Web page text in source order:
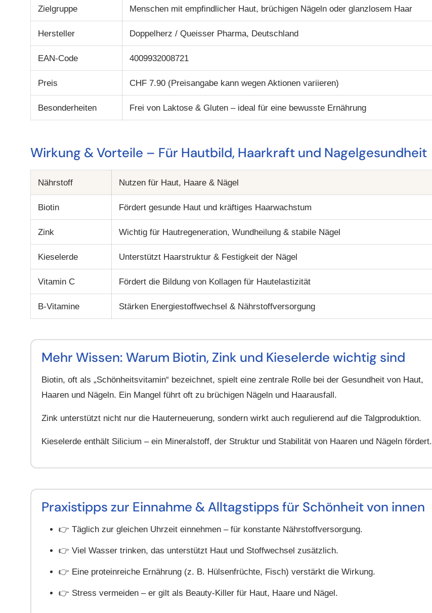
Zielgruppe Menschen mit empfindlicher Haut, brüchigen Nägeln oder glanzlosem Haar
Hersteller Doppelherz / Queisser Pharma, Deutschland
EAN-Code 4009932008721
Preis CHF 7.90 (Preisangabe kann wegen Aktionen variieren)
Besonderheiten Frei von Laktose & Gluten – ideal für eine bewusste Ernährung
Wirkung & Vorteile – Für Hautbild, Haarkraft und Nagelgesundheit
Nährstoff Nutzen für Haut, Haare & Nägel
Biotin Fördert gesunde Haut und kräftiges Haarwachstum
Zink Wichtig für Hautregeneration, Wundheilung & stabile Nägel
Kieselerde Unterstützt Haarstruktur & Festigkeit der Nägel
Vitamin C Fördert die Bildung von Kollagen für Hautelastizität
B-Vitamine Stärken Energiestoffwechsel & Nährstoffversorgung
Mehr Wissen: Warum Biotin, Zink und Kieselerde wichtig sind
Biotin, oft als „Schönheitsvitamin“ bezeichnet, spielt eine zentrale Rolle bei der Gesundheit von Haut,
Haaren und Nägeln. Ein Mangel führt oft zu brüchigen Nägeln und Haarausfall.
Zink unterstützt nicht nur die Hauterneuerung, sondern wirkt auch regulierend auf die Talgproduktion.
Kieselerde enthält Silicium – ein Mineralstoff, der Struktur und Stabilität von Haaren und Nägeln fördert.
Praxistipps zur Einnahme & Alltagstipps für Schönheit von innen
👉 Täglich zur gleichen Uhrzeit einnehmen – für konstante Nährstoffversorgung.
👉 Viel Wasser trinken, das unterstützt Haut und Stoffwechsel zusätzlich.
👉 Eine proteinreiche Ernährung (z. B. Hülsenfrüchte, Fisch) verstärkt die Wirkung.
👉 Stress vermeiden – er gilt als Beauty-Killer für Haut, Haare und Nägel.